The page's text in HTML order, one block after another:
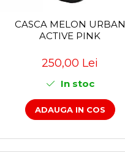
CASCA MELON URBAN
ACTIVE PINK
250,00 Lei
In stoc
ADAUGA IN COS